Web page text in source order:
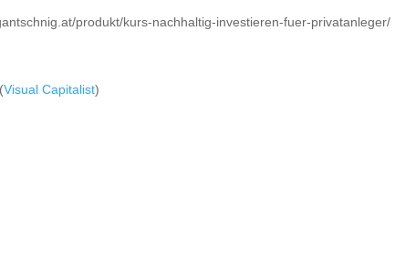
produkt/kurs-nachhaltig-investieren-fuer-privatanleger/
Visual Capitalist)